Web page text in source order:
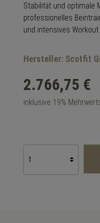
Stabilität und optimale
professionelles
und intensives Workout.
Hersteller: Scotfit
2.766,75 €
inklusive 19%